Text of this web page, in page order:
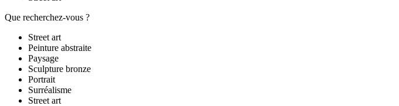
Que recherchez-vous ?
Street art
Peinture abstraite
Paysage
Sculpture bronze
Portrait
Surréalisme
Street art